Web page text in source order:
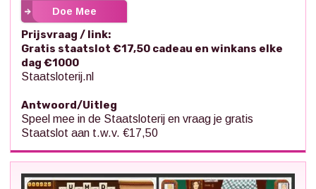
Doe Mee
Prijsvraag / link:
Gratis staatslot €17,50 cadeau en winkans elke
dag €1000
Staatsloterij.nl
Antwoord/Uitleg
Speel mee in de Staatsloterij en vraag je gratis
Staatslot aan t.w.v. €17,50